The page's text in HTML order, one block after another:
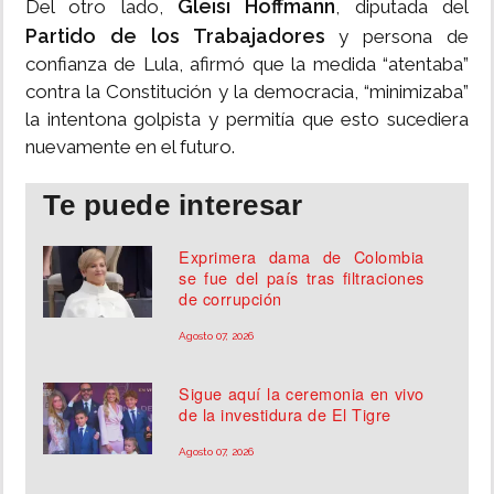
Del otro lado, Gleisi Hoffmann, diputada del
Partido de los Trabajadores y persona de
confianza de Lula, afirmó que la medida “atentaba”
contra la Constitución y la democracia, “minimizaba”
la intentona golpista y permitía que esto sucediera
nuevamente en el futuro.
Te puede interesar
Exprimera dama de Colombia
se fue del país tras filtraciones
de corrupción
Agosto 07, 2026
Sigue aquí la ceremonia en vivo
de la investidura de El Tigre
Agosto 07, 2026